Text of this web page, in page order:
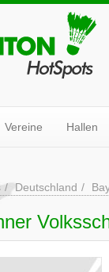
Vereine Hallen
Deutschland